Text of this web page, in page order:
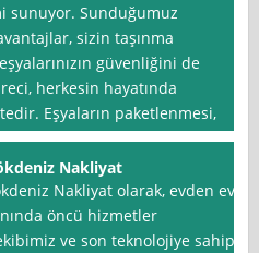
sunuyor. Sunduğumuz
sizin taşınma
güvenliğini de
herkesin hayatında
Eşyaların paketlenmesi,
Nakliyat
Nakliyat olarak, evden eve
öncü hizmetler
ve son teknolojiye sahip